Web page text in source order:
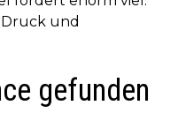
Druck und
gefunden